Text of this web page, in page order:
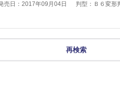
売日：2017年09月04日 判型：Ｂ６変形
再検索